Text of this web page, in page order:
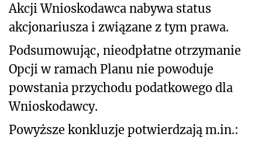
Akcji Wnioskodawca nabywa status
akcjonariusza i związane z tym prawa.
Podsumowując, nieodpłatne otrzymanie
Opcji w ramach Planu nie powoduje
powstania przychodu podatkowego dla
Wnioskodawcy.
Powyższe konkluzje potwierdzają m.in.: